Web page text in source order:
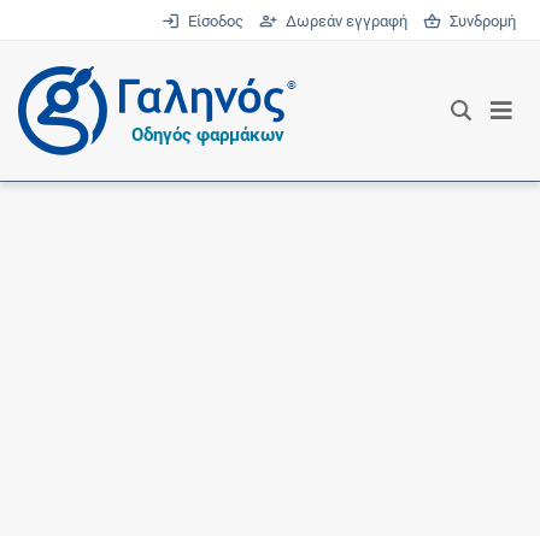
Είσοδος Δωρεάν εγγραφή Συνδρομή
®
Οδηγός φαρμάκων